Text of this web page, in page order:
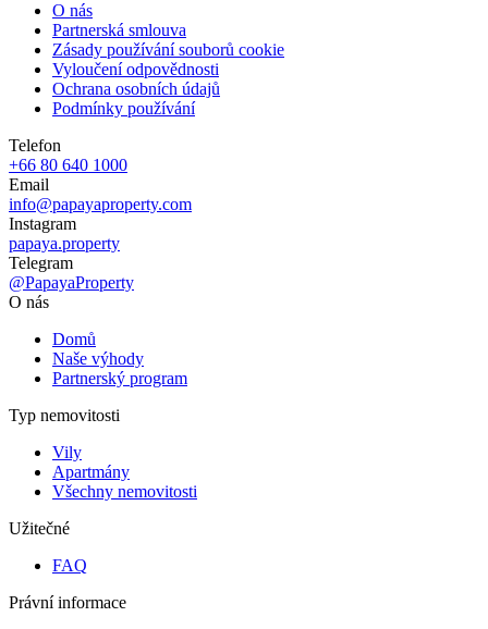
O nás
Partnerská smlouva
Zásady používání souborů cookie
Vyloučení odpovědnosti
Ochrana osobních údajů
Podmínky používání
Telefon
+66 80 640 1000
Email
info@papayaproperty.com
Instagram
papaya.property
Telegram
@PapayaProperty
O nás
Domů
Naše výhody
Partnerský program
Typ nemovitosti
Vily
Apartmány
Všechny nemovitosti
Užitečné
FAQ
Právní informace